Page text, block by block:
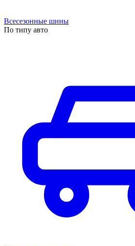
Всесезонные шины
По типу авто